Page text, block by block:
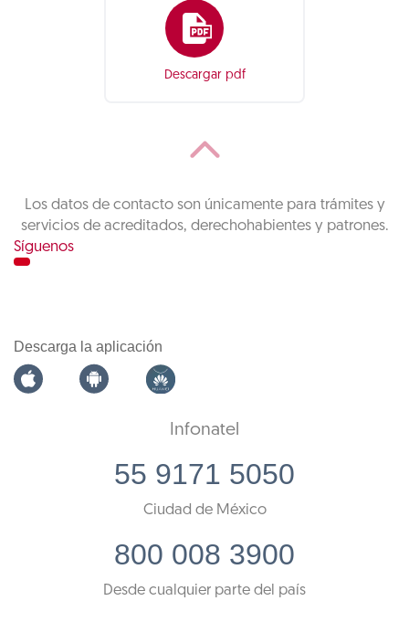
Descargar pdf
Los datos de contacto son únicamente para trámites y
servicios de acreditados, derechohabientes y patrones.
Síguenos
Descarga la aplicación
Infonatel
55 9171 5050
Ciudad de México
800 008 3900
Desde cualquier parte del país